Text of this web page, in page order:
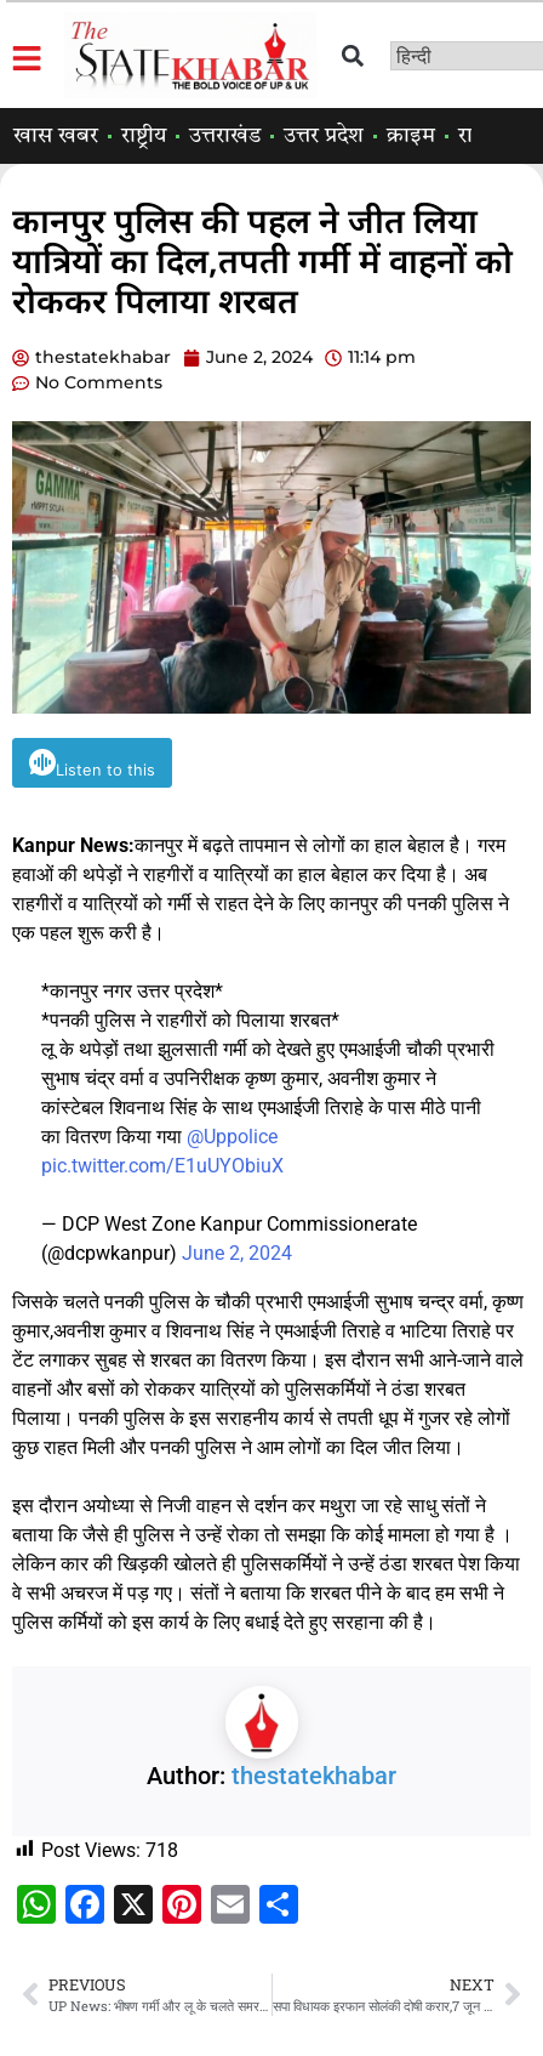
खास खबर राष्ट्रीय उत्तराखंड उत्तर प्रदेश क्राइम राजनीति
कानपुर पुलिस की पहल ने जीत लिया
यात्रियों का दिल,तपती गर्मी में वाहनों को
रोककर पिलाया शरबत
thestatekhabar June 2, 2024
11:14 pm
No Comments
Listen to this
Kanpur News:कानपुर में बढ़ते तापमान से लोगों का हाल बेहाल है। गरम
हवाओं की थपेड़ों ने राहगीरों व यात्रियों का हाल बेहाल कर दिया है। अब
राहगीरों व यात्रियों को गर्मी से राहत देने के लिए कानपुर की पनकी पुलिस ने
एक पहल शुरू करी है।
*कानपुर नगर उत्तर प्रदेश*
*पनकी पुलिस ने राहगीरों को पिलाया शरबत*
लू के थपेड़ों तथा झुलसाती गर्मी को देखते हुए एमआईजी चौकी प्रभारी
सुभाष चंद्र वर्मा व उपनिरीक्षक कृष्ण कुमार, अवनीश कुमार ने
कांस्टेबल शिवनाथ सिंह के साथ एमआईजी तिराहे के पास मीठे पानी
का वितरण किया गया @Uppolice
pic.twitter.com/E1uUYObiuX
— DCP West Zone Kanpur Commissionerate
(@dcpwkanpur) June 2, 2024
जिसके चलते पनकी पुलिस के चौकी प्रभारी एमआईजी सुभाष चन्द्र वर्मा, कृष्ण
कुमार,अवनीश कुमार व शिवनाथ सिंह ने एमआईजी तिराहे व भाटिया तिराहे पर
टेंट लगाकर सुबह से शरबत का वितरण किया। इस दौरान सभी आने-जाने वाले
वाहनों और बसों को रोककर यात्रियों को पुलिसकर्मियों ने ठंडा शरबत
पिलाया। पनकी पुलिस के इस सराहनीय कार्य से तपती धूप में गुजर रहे लोगों
कुछ राहत मिली और पनकी पुलिस ने आम लोगों का दिल जीत लिया।
इस दौरान अयोध्या से निजी वाहन से दर्शन कर मथुरा जा रहे साधु संतों ने
बताया कि जैसे ही पुलिस ने उन्हें रोका तो समझा कि कोई मामला हो गया है ।
लेकिन कार की खिड़की खोलते ही पुलिसकर्मियों ने उन्हें ठंडा शरबत पेश किया
वे सभी अचरज में पड़ गए। संतों ने बताया कि शरबत पीने के बाद हम सभी ने
पुलिस कर्मियों को इस कार्य के लिए बधाई देते हुए सरहाना की है।
Author: thestatekhabar
Post Views: 718
WhatsApp
Facebook
X Pinterest
Email
PREVIOUS NEXT